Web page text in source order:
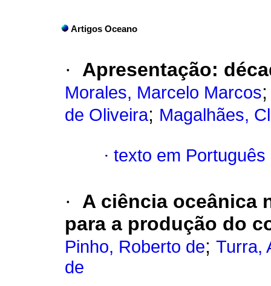
Artigos Oceano
· Apresentação:
Morales, Marcelo Marcos
de Oliveira; Magalhães,
· texto em Português
·
A ciência oceânica
para a produção do
Pinho, Roberto de; Turra,
de